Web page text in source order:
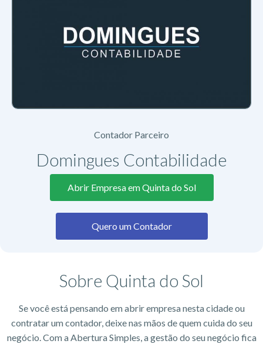
Contador Parceiro
Domingues Contabilidade
Abrir Empresa em Quinta do Sol
Quero um Contador
Sobre Quinta do Sol
Se você está pensando em abrir empresa nesta cidade ou
contratar um contador, deixe nas mãos de quem cuida do seu
negócio. Com a Abertura Simples, a gestão do seu negócio fica